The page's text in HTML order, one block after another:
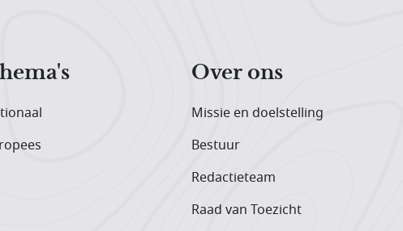
Over ons
Missie en doelstelling
Bestuur
Redactieteam
Raad van Toezicht